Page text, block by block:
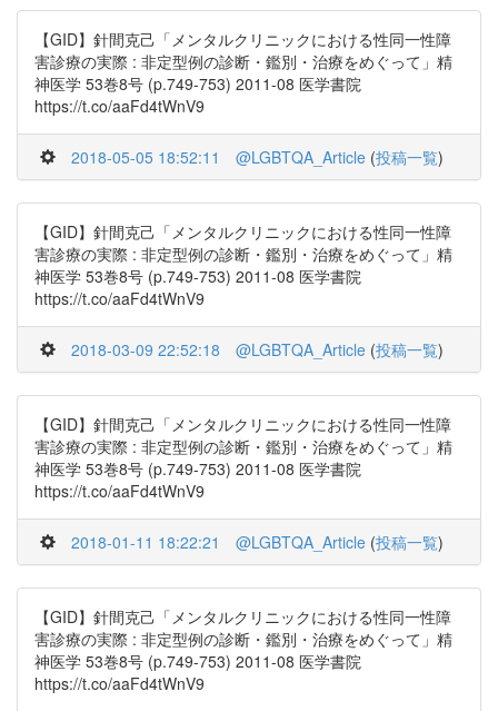
【GID】針間克己「メンタルクリニックにおける性同一性障
害診療の実際 : 非定型例の診断・鑑別・治療をめぐって」精
神医学 53巻8号 (p.749-753) 2011-08 医学書院
https://t.co/aaFd4tWnV9
2018-05-05 18:52:11 @LGBTQA_Article (投稿一覧)
【GID】針間克己「メンタルクリニックにおける性同一性障
害診療の実際 : 非定型例の診断・鑑別・治療をめぐって」精
神医学 53巻8号 (p.749-753) 2011-08 医学書院
https://t.co/aaFd4tWnV9
2018-03-09 22:52:18 @LGBTQA_Article (投稿一覧)
【GID】針間克己「メンタルクリニックにおける性同一性障
害診療の実際 : 非定型例の診断・鑑別・治療をめぐって」精
神医学 53巻8号 (p.749-753) 2011-08 医学書院
https://t.co/aaFd4tWnV9
2018-01-11 18:22:21 @LGBTQA_Article (投稿一覧)
【GID】針間克己「メンタルクリニックにおける性同一性障
害診療の実際 : 非定型例の診断・鑑別・治療をめぐって」精
神医学 53巻8号 (p.749-753) 2011-08 医学書院
https://t.co/aaFd4tWnV9